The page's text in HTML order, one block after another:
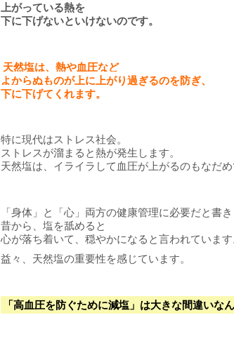
上がっている熱を
下に下げないといけないのです。
天然塩は、熱や血圧など
よからぬものが上に上がり過ぎるのを防ぎ、
下に下げてくれます。
特に現代はストレス社会。
ストレスが溜まると熱が発生します。
天然塩は、イライラして血圧が上がるのもなだめ
「身体」と「心」両方の健康管理に必要だと書
昔から、塩を舐めると
心が落ち着いて、穏やかになると言われています
益々、天然塩の重要性を感じています。
「高血圧を防ぐために減塩」は大きな間違いなん